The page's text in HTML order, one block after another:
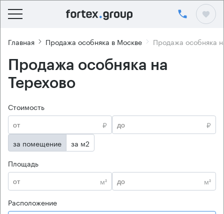
Главная Продажа особняка в Москве Продажа особняка
Продажа особняка на
Терехово
Стоимость
₽
₽
за помещение
за м2
Площадь
м²
м²
Расположение